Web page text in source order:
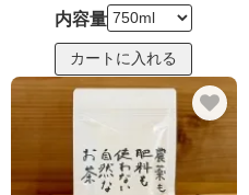
内容量